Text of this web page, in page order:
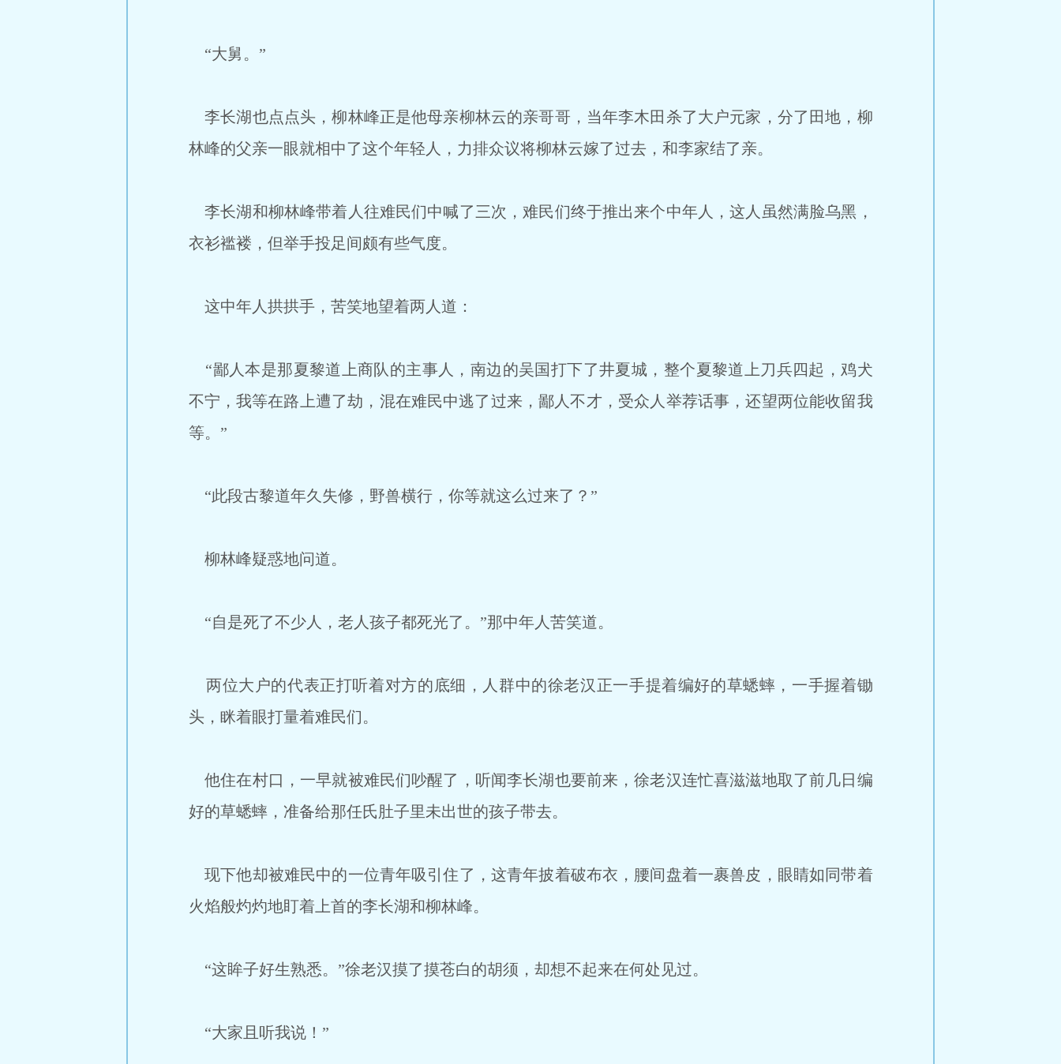
“大舅。”
李长湖也点点头，柳林峰正是他母亲柳林云的亲哥哥，当年李木田杀了大户元家，分了田地，柳
林峰的父亲一眼就相中了这个年轻人，力排众议将柳林云嫁了过去，和李家结了亲。
李长湖和柳林峰带着人往难民们中喊了三次，难民们终于推出来个中年人，这人虽然满脸乌黑，
衣衫褴褛，但举手投足间颇有些气度。
这中年人拱拱手，苦笑地望着两人道：
“鄙人本是那夏黎道上商队的主事人，南边的吴国打下了井夏城，整个夏黎道上刀兵四起，鸡犬
不宁，我等在路上遭了劫，混在难民中逃了过来，鄙人不才，受众人举荐话事，还望两位能收留我
等。”
“此段古黎道年久失修，野兽横行，你等就这么过来了？”
柳林峰疑惑地问道。
“自是死了不少人，老人孩子都死光了。”那中年人苦笑道。
两位大户的代表正打听着对方的底细，人群中的徐老汉正一手提着编好的草蟋蟀，一手握着锄
头，眯着眼打量着难民们。
他住在村口，一早就被难民们吵醒了，听闻李长湖也要前来，徐老汉连忙喜滋滋地取了前几日编
好的草蟋蟀，准备给那任氏肚子里未出世的孩子带去。
现下他却被难民中的一位青年吸引住了，这青年披着破布衣，腰间盘着一裹兽皮，眼睛如同带着
火焰般灼灼地盯着上首的李长湖和柳林峰。
“这眸子好生熟悉。”徐老汉摸了摸苍白的胡须，却想不起来在何处见过。
“大家且听我说！”